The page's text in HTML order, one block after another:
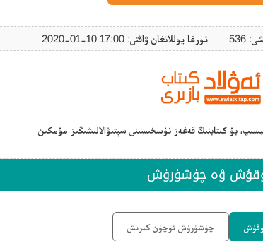
536 تورغا يوللانغان ۋاقتى: ‎2020-01-10 17:00
بۇ كىتابنىڭ قەغەز نۇسخىسىنى سېتىۋالالىشىڭىز مۇمكىن
ۋە چۈشۈرۈش
چۈشۈرۈش ئۈچۈن كىرىش